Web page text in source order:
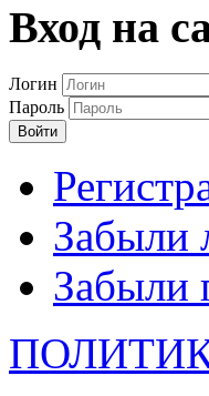
Вход на
Логин
Пароль
Войти
Забыли
Забыли